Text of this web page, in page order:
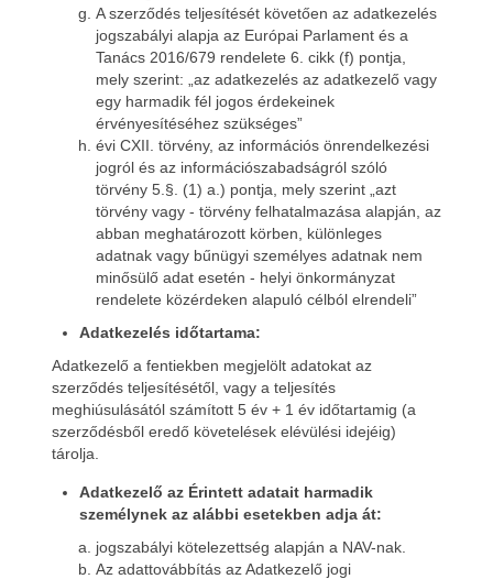
A szerződés teljesítését követően az adatkezelés
jogszabályi alapja az Európai Parlament és a
Tanács 2016/679 rendelete 6. cikk (f) pontja,
mely szerint: „az adatkezelés az adatkezelő vagy
egy harmadik fél jogos érdekeinek
érvényesítéséhez szükséges”
évi CXII. törvény, az információs önrendelkezési
jogról és az információszabadságról szóló
törvény 5.§. (1) a.) pontja, mely szerint „azt
törvény vagy - törvény felhatalmazása alapján, az
abban meghatározott körben, különleges
adatnak vagy bűnügyi személyes adatnak nem
minősülő adat esetén - helyi önkormányzat
rendelete közérdeken alapuló célból elrendeli”
Adatkezelés időtartama:
Adatkezelő a fentiekben megjelölt adatokat az
szerződés teljesítésétől, vagy a teljesítés
meghiúsulásától számított 5 év + 1 év időtartamig (a
szerződésből eredő követelések elévülési idejéig)
tárolja.
Adatkezelő az Érintett adatait harmadik
személynek az alábbi esetekben adja át:
jogszabályi kötelezettség alapján a NAV-nak.
Az adattovábbítás az Adatkezelő jogi